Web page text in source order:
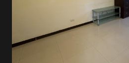
2026 台北降價好屋限量釋出
2026 新
2026 台中降價好屋限量釋出
2026
2026 高雄降價好屋限量釋出